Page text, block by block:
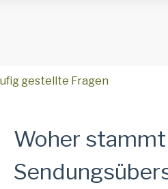
gestellte Fragen
Woher stammt